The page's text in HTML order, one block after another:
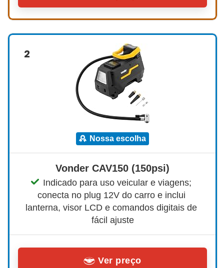
2
nossa escolha
Vonder CAV150 (150psi)
Indicado para uso veicular e viagens;
conecta no plug 12V do carro e inclui
lanterna, visor LCD e comandos digitais de
fácil ajuste
Ver preço